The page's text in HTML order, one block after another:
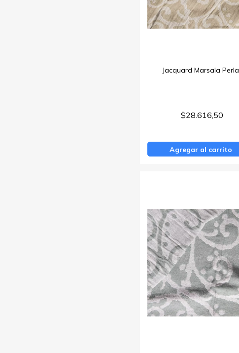
Jacquard Marsala Perla
$28.616,50
Agregar al carrito